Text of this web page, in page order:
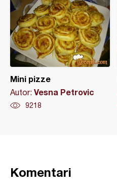
Mini pizze
Autor: Vesna Petrovic
9218
Komentari